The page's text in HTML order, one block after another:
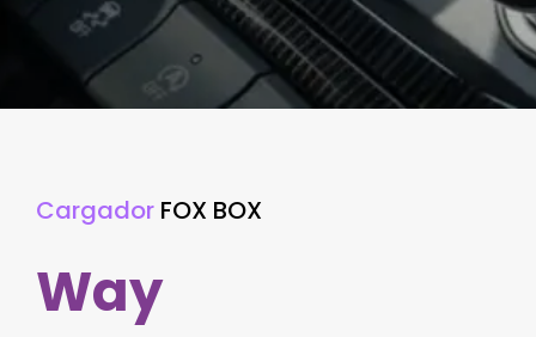
Cargador FOX BOX
Way